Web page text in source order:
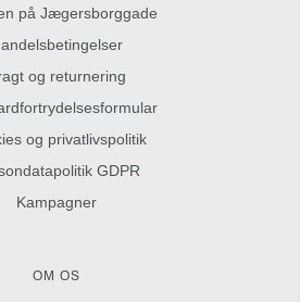
på Jægersborggade
og returnering
og privatlivspolitik
GDPR
Kampagner
OM OS